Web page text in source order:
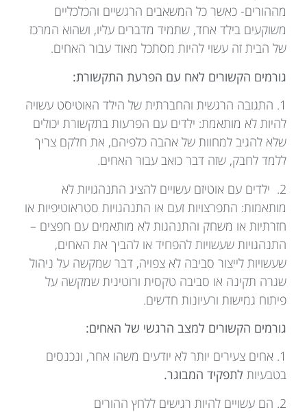
מההורים- כאשר כל המשאבים הרגשיים והכלכליים
משוקעים בילד אחד, שתמיד מדברים עליו, ושהוא המרכז
של הבית זה עשוי להיות מסתכל מאוד עבור האחים.
גורמים הקשורים לאח עם הפרעת התקשורת:
1. התגובה הרגשית והחברתית של הילד האוטיסט עשויה
להיות לא מותאמת: ילדים עם הפרעות בתקשורת יכולים
שלא להגיב למחוות של אהבה כלפיהם, את חלקם צריך
ללמד לחבק, שזה דבר כואב עבור האחים.
2. ילדים עם אוטיזם עשויים להציג התנהגויות לא
מותאמות: התפרצויות זעם או התנהגויות סטראוטיפיות או
חזרתיות או משחק והתנהגות לא מותאמים עם חפצים –
התנהגויות שעשויות להפחיד או להביך את האחים,
שעשויות לייצור סביבה לא צפויה, דבר שמקשה על ניהול
שגרה תקינה או סביבה טקסית ורוטינית שמקשה על
פיתוח גמישות ורעיונות חדשים.
גורמים הקשורים למצב הרגשי של האחים:
1. אחים צעירים יותר לא יודעים משהו אחר, ונכנסים
בטבעיות לתפקיד המבוגר.
2. הם עשויים להיות רגישים ללחץ ההורים